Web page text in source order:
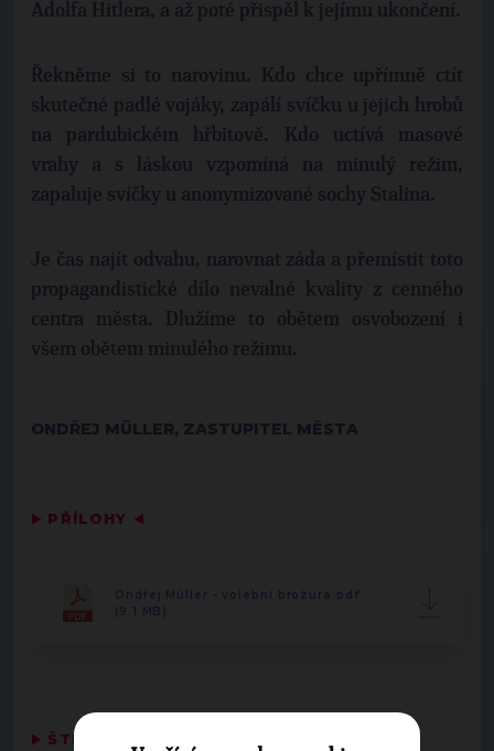
Adolfa Hitlera, a až poté přispěl k jejímu ukončení.
Řekněme si to narovinu. Kdo chce upřímně ctít
skutečné padlé vojáky, zapálí svíčku u jejich hrobů
na pardubickém hřbitově. Kdo uctívá masové
vrahy a s láskou vzpomíná na minulý režim,
zapaluje svíčky u anonymizované sochy Stalina.
Je čas najít odvahu, narovnat záda a přemístit toto
propagandistické dílo nevalné kvality z cenného
centra města. Dlužíme to obětem osvobození i
všem obětem minulého režimu.
ONDŘEJ MÜLLER, ZASTUPITEL MĚSTA
▶ PŘÍLOHY ◀
▶ ŠTÍTKY